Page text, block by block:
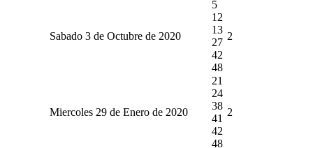
Sabado 3 de Octubre de 2020
5
12
13
27
42
48
2
Miercoles 29 de Enero de 2020
21
24
38
41
42
48
2